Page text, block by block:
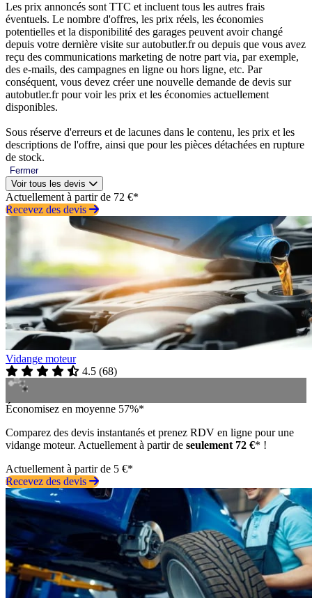
Les prix annoncés sont TTC et incluent tous les autres frais
éventuels. Le nombre d'offres, les prix réels, les économies
potentielles et la disponibilité des garages peuvent avoir changé
depuis votre dernière visite sur autobutler.fr ou depuis que vous avez
reçu des communications marketing de notre part via, par exemple,
des e-mails, des campagnes en ligne ou hors ligne, etc. Par
conséquent, vous devez créer une nouvelle demande de devis sur
autobutler.fr pour voir les prix et les économies actuellement
disponibles.
Sous réserve d'erreurs et de lacunes dans le contenu, les prix et les
descriptions de l'offre, ainsi que pour les pièces détachées en rupture
de stock.
Fermer
Voir tous les devis
Actuellement à partir de 72 €*
Recevez des devis
Vidange moteur
4.5 (68)
Économisez en moyenne 57%*
Comparez des devis instantanés et prenez RDV en ligne pour une
vidange moteur. Actuellement à partir de seulement 72 €* !
Actuellement à partir de 5 €*
Recevez des devis